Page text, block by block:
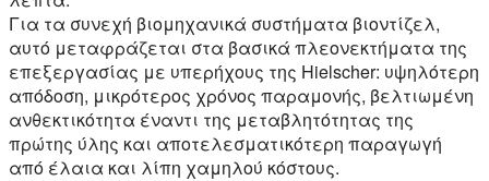
Για τα συνεχή βιομηχανικά συστήματα βιοντίζελ,
αυτό μεταφράζεται στα βασικά πλεονεκτήματα της
επεξεργασίας με υπερήχους της Hielscher: υψηλότερη
απόδοση, μικρότερος χρόνος παραμονής, βελτιωμένη
ανθεκτικότητα έναντι της μεταβλητότητας της
πρώτης ύλης και αποτελεσματικότερη παραγωγή
από έλαια και λίπη χαμηλού κόστους.